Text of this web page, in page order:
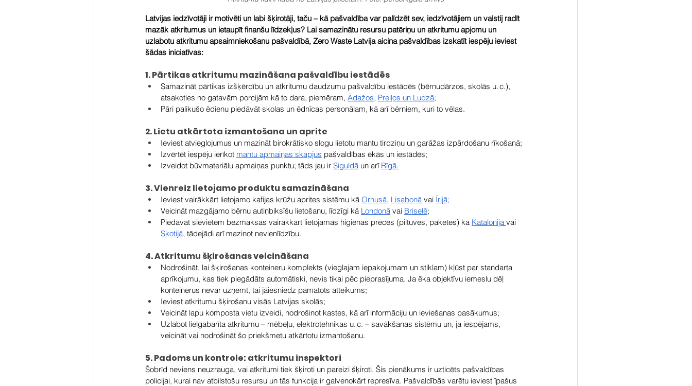
Latvijas iedzīvotāji ir motivēti un labi šķirotāji, taču – kā pašvaldība var palīdzēt sev, iedzīvotājiem un valstij radīt
mazāk atkritumus un ietaupīt finanšu līdzekļus? Lai samazinātu resursu patēriņu un atkritumu apjomu un
uzlabotu atkritumu apsaimniekošanu pašvaldībā, Zero Waste Latvija aicina pašvaldības izskatīt iespēju ieviest
šādas iniciatīvas:
1. Pārtikas atkritumu mazināšana pašvaldību iestādēs
Samazināt pārtikas izšķērdību un atkritumu daudzumu pašvaldību iestādēs (bērnudārzos, skolās u. c.),
atsakoties no gatavām porcijām kā to dara, piemēram, Ādažos, Preiļos un Ludzā;
Pāri palikušo ēdienu piedāvāt skolas un ēdnīcas personālam, kā arī bērniem, kuri to vēlas.
2. Lietu atkārtota izmantošana un aprite
Ieviest atvieglojumus un mazināt birokrātisko slogu lietotu mantu tirdziņu un garāžas izpārdošanu rīkošanā;
Izvērtēt iespēju ierīkot mantu apmaiņas skapjus pašvaldības ēkās un iestādēs;
Izveidot būvmateriālu apmaiņas punktu; tāds jau ir Siguldā un arī Rīgā.
3. Vienreiz lietojamo produktu samazināšana
Ieviest vairākkārt lietojamo kafijas krūžu aprites sistēmu kā Orhusā, Lisabonā vai Īrijā;
Veicināt mazgājamo bērnu autiņbiksīšu lietošanu, līdzīgi kā Londonā vai Briselē;
Piedāvāt sievietēm bezmaksas vairākkārt lietojamas higiēnas preces (piltuves, paketes) kā Katalonijā vai
Skotijā, tādejādi arī mazinot nevienlīdzību.
4. Atkritumu šķirošanas veicināšana
Nodrošināt, lai šķirošanas konteineru komplekts (vieglajam iepakojumam un stiklam) kļūst par standarta
aprīkojumu, kas tiek piegādāts automātiski, nevis tikai pēc pieprasījuma. Ja ēka objektīvu iemeslu dēļ
konteinerus nevar uzņemt, tai jāiesniedz pamatots atteikums;
Ieviest atkritumu šķirošanu visās Latvijas skolās;
Veicināt lapu komposta vietu izveidi, nodrošinot kastes, kā arī informāciju un ieviešanas pasākumus;
Uzlabot lielgabarīta atkritumu – mēbeļu, elektrotehnikas u. c. – savākšanas sistēmu un, ja iespējams,
veicināt vai nodrošināt šo priekšmetu atkārtotu izmantošanu.
5. Padoms un kontrole: atkritumu inspektori
Šobrīd neviens neuzrauga, vai atkritumi tiek šķiroti un pareizi šķiroti. Šis pienākums ir uzticēts pašvaldības
policijai, kurai nav atbilstošu resursu un tās funkcija ir galvenokārt represīva. Pašvaldībās varētu ieviest īpašus